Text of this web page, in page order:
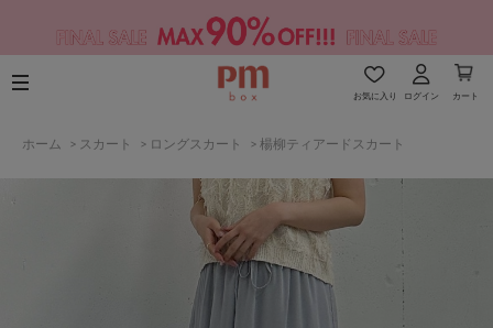
お気に入り ログイン カート
ホーム > スカート > ロングスカート > 楊柳ティアードスカート